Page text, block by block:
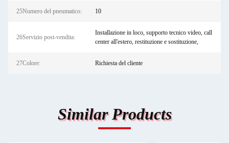
25Numero del pneumatico: 10
26Servizio post-vendita:
Installazione in loco, supporto tecnico video, call
center all'estero, restituzione e sostituzione,
27Colore: Richiesta del cliente
Similar Products